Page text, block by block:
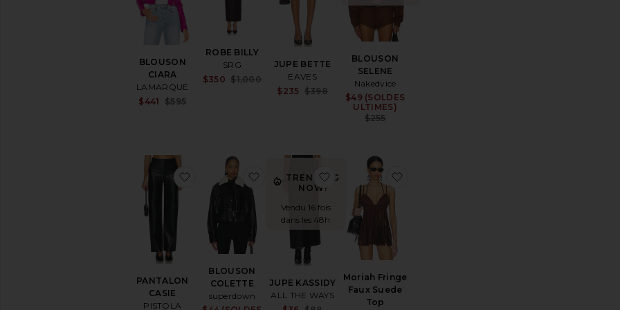
BLOUSON
CIARA
LAMARQUE
$441 $595
ROBE BILLY
SRG
Sale price:
$350
Previous price:
$1,000
JUPE BETTE
EAVES
Sale price:
$235
Previous price:
$398
BLOUSON
SELENE
Nakedvice
$49 (SOLDES
ULTIMES)
$255
PANTALON
CASIE
PISTOLA
ajouter aux préférésPANTALON CASIE
BLOUSON
COLETTE
superdown
ajouter aux préférésBLOUSON COLETTE
TRENDING
NOW!
Vendu 16 fois
dans les 48h
JUPE KASSIDY
ALL THE WAYS
ajouter aux préférésJUPE KASSIDY
Moriah Fringe
Faux Suede
Top